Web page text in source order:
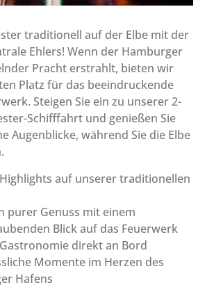
traditionell auf der Elbe mit der
Ehlers! Wenn der Hamburger
Pracht erstrahlt, bieten wir
Platz für das beeindruckende
Steigen Sie ein zu unserer 2-
Schifffahrt und genießen Sie
Augenblicke, während Sie die Elbe
auf unserer traditionellen
purer Genuss mit einem
Blick auf das Feuerwerk
direkt an Bord
Momente im Herzen des
Hafens